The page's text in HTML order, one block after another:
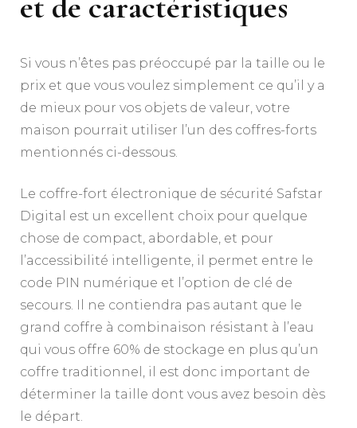
Si vous n’êtes pas préoccupé par la taille ou le
prix et que vous voulez simplement ce qu’il y a
de mieux pour vos objets de valeur, votre
maison pourrait utiliser l’un des coffres-forts
mentionnés ci-dessous.
Le coffre-fort électronique de sécurité Safstar
Digital est un excellent choix pour quelque
chose de compact, abordable, et pour
l’accessibilité intelligente, il permet entre le
code PIN numérique et l’option de clé de
secours. Il ne contiendra pas autant que le
grand coffre à combinaison résistant à l’eau
qui vous offre 60% de stockage en plus qu’un
coffre traditionnel, il est donc important de
déterminer la taille dont vous avez besoin dès
le départ.